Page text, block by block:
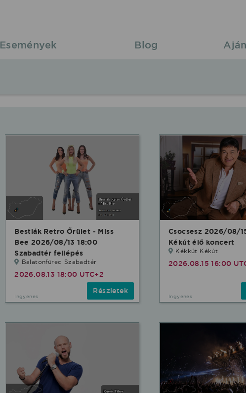
Események Blog
Bestiák Retro Őrület - Miss
Bee 2026/08/13 18:00
Szabadtér fellépés
Balatonfüred Szabadtér
2026.08.13 18:00 UTC+2
Ingyenes
Részletek
Csocsesz 2026/08/
Kékút élő koncert
Kékkút Kékút
2026.08.15 16:00
Ingyenes